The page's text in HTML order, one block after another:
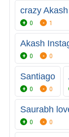
crazy Akash
0 1
Akash
0 0
Santiago
0 0
Saurabh
0 0